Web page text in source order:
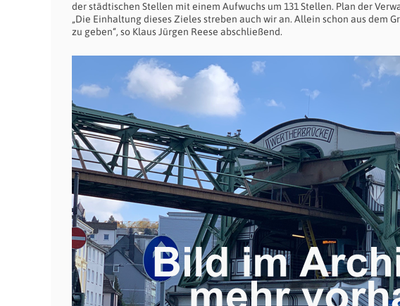
der städtischen Stellen mit einem Aufwuchs um 131 Stellen. Plan der
„Die Einhaltung dieses Zieles streben auch wir an. Allein schon aus dem
zu geben“, so Klaus Jürgen Reese abschließend.